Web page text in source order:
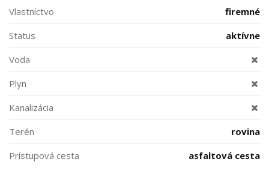
Vlastníctvo
firemné
Status
aktívne
Voda
Plyn
Kanalizácia
Terén
rovina
Prístupová cesta
asfaltová cesta